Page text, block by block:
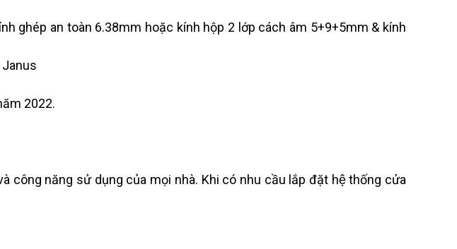
CỬA NHÔM KÍNH MẶT
Liên hệ
ghép an toàn 6.38mm hoặc kính hộp 2 lớp cách âm 5+9+5mm & kính
Janus
2022.
công năng sử dụng của mọi nhà. Khi có nhu cầu lắp đặt hệ thống cửa